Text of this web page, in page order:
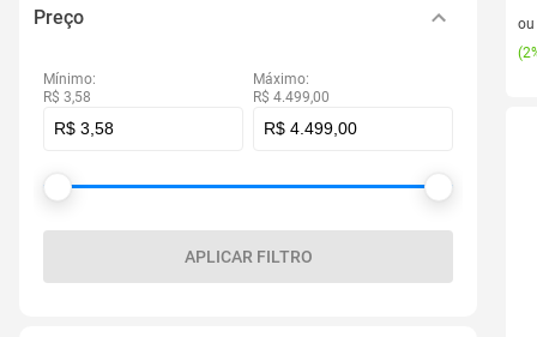
Preço
Mínimo:
R$ 3,58
Máximo:
R$ 4.499,00
APLICAR FILTRO
3
ou
(